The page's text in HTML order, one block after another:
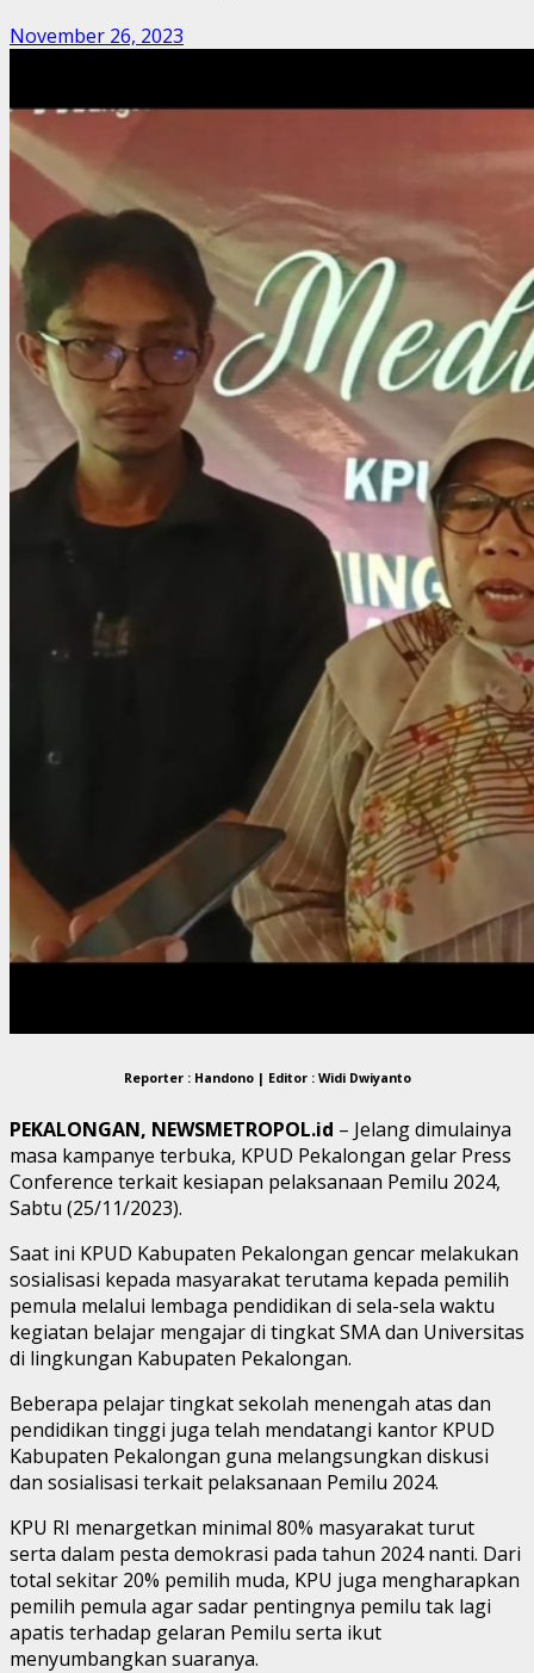
November 26, 2023
Reporter : Handono | Editor : Widi Dwiyanto
PEKALONGAN, NEWSMETROPOL.id – Jelang dimulainya
masa kampanye terbuka, KPUD Pekalongan gelar Press
Conference terkait kesiapan pelaksanaan Pemilu 2024,
Sabtu (25/11/2023).
Saat ini KPUD Kabupaten Pekalongan gencar melakukan
sosialisasi kepada masyarakat terutama kepada pemilih
pemula melalui lembaga pendidikan di sela-sela waktu
kegiatan belajar mengajar di tingkat SMA dan Universitas
di lingkungan Kabupaten Pekalongan.
Beberapa pelajar tingkat sekolah menengah atas dan
pendidikan tinggi juga telah mendatangi kantor KPUD
Kabupaten Pekalongan guna melangsungkan diskusi
dan sosialisasi terkait pelaksanaan Pemilu 2024.
KPU RI menargetkan minimal 80% masyarakat turut
serta dalam pesta demokrasi pada tahun 2024 nanti. Dari
total sekitar 20% pemilih muda, KPU juga mengharapkan
pemilih pemula agar sadar pentingnya pemilu tak lagi
apatis terhadap gelaran Pemilu serta ikut
menyumbangkan suaranya.